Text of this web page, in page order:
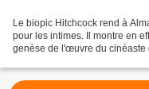
Le biopic Hitchcock rend à
pour les intimes. Il montre en
genèse de l'œuvre du cinéaste